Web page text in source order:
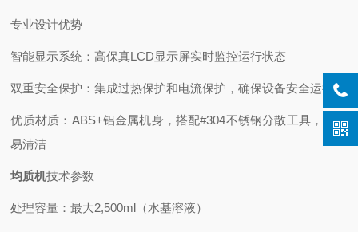
专业设计优势
智能显示系统：高保真LCD显示屏实时监控运行状态
双重安全保护：集成过热保护和电流保护，确保设备安全运行
优质材质：ABS+铝金属机身，搭配#304不锈钢分散工具，耐用
易清洁
均质机技术参数
处理容量：最大2,500ml（水基溶液）